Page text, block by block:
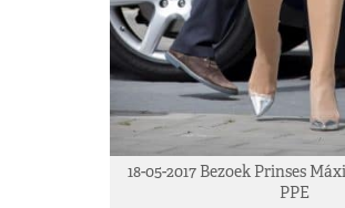
18-05-2017 Bezoek Prinses
PPE